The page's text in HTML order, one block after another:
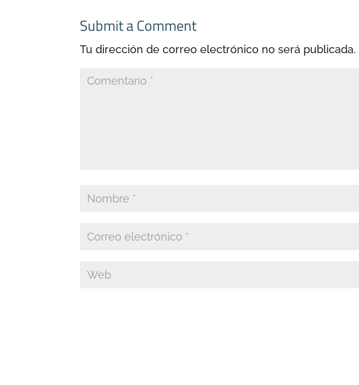
Submit a Comment
Tu dirección de correo electrónico no será publicada.